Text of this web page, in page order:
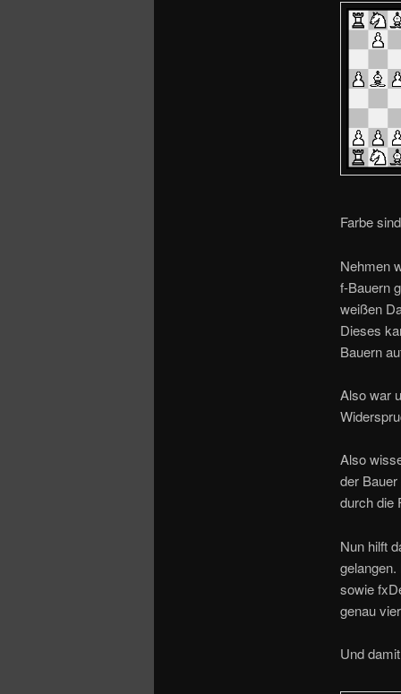
Farbe
Nehmen
f-Bauern
weißen
Dieses
Bauern
Also war
Also
der
durch die
Nun hilft
sowie
genau
Und